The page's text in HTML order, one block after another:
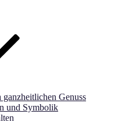
Genuss
und Symbolik